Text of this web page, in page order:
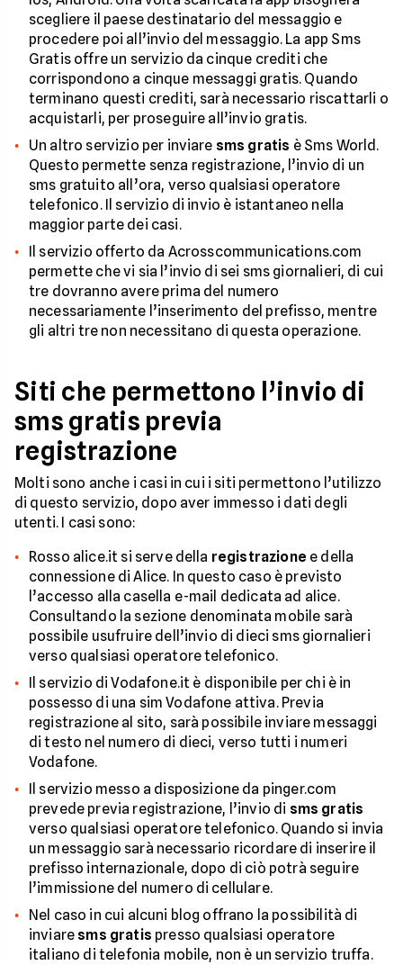
scegliere il paese destinatario del messaggio e
procedere poi all’invio del messaggio. La app Sms
Gratis offre un servizio da cinque crediti che
corrispondono a cinque messaggi gratis. Quando
terminano questi crediti, sarà necessario riscattarli o
acquistarli, per proseguire all’invio gratis.
Un altro servizio per inviare sms gratis è Sms World.
Questo permette senza registrazione, l’invio di un
sms gratuito all’ora, verso qualsiasi operatore
telefonico. Il servizio di invio è istantaneo nella
maggior parte dei casi.
Il servizio offerto da Acrosscommunications.com
permette che vi sia l’invio di sei sms giornalieri, di cui
tre dovranno avere prima del numero
necessariamente l’inserimento del prefisso, mentre
gli altri tre non necessitano di questa operazione.
Siti che permettono l’invio di
sms gratis previa
registrazione
Molti sono anche i casi in cui i siti permettono l’utilizzo
di questo servizio, dopo aver immesso i dati degli
utenti. I casi sono:
Rosso alice.it si serve della registrazione e della
connessione di Alice. In questo caso è previsto
l’accesso alla casella e-mail dedicata ad alice.
Consultando la sezione denominata mobile sarà
possibile usufruire dell’invio di dieci sms giornalieri
verso qualsiasi operatore telefonico.
Il servizio di Vodafone.it è disponibile per chi è in
possesso di una sim Vodafone attiva. Previa
registrazione al sito, sarà possibile inviare messaggi
di testo nel numero di dieci, verso tutti i numeri
Vodafone.
Il servizio messo a disposizione da pinger.com
prevede previa registrazione, l’invio di sms gratis
verso qualsiasi operatore telefonico. Quando si invia
un messaggio sarà necessario ricordare di inserire il
prefisso internazionale, dopo di ciò potrà seguire
l’immissione del numero di cellulare.
Nel caso in cui alcuni blog offrano la possibilità di
inviare sms gratis presso qualsiasi operatore
italiano di telefonia mobile, non è un servizio truffa.